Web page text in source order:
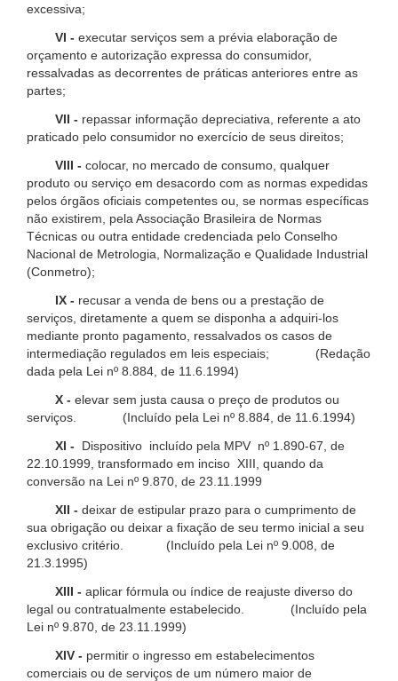
excessiva;
VI - executar serviços sem a prévia elaboração de
orçamento e autorização expressa do consumidor,
ressalvadas as decorrentes de práticas anteriores entre as
partes;
VII - repassar informação depreciativa, referente a ato
praticado pelo consumidor no exercício de seus direitos;
VIII - colocar, no mercado de consumo, qualquer
produto ou serviço em desacordo com as normas expedidas
pelos órgãos oficiais competentes ou, se normas específicas
não existirem, pela Associação Brasileira de Normas
Técnicas ou outra entidade credenciada pelo Conselho
Nacional de Metrologia, Normalização e Qualidade Industrial
(Conmetro);
IX - recusar a venda de bens ou a prestação de
serviços, diretamente a quem se disponha a adquiri-los
mediante pronto pagamento, ressalvados os casos de
intermediação regulados em leis especiais; (Redação
dada pela Lei nº 8.884, de 11.6.1994)
X - elevar sem justa causa o preço de produtos ou
serviços. (Incluído pela Lei nº 8.884, de 11.6.1994)
XI -
Dispositivo incluído pela MPV nº 1.890-67, de
22.10.1999, transformado em inciso XIII, quando da
conversão na Lei nº 9.870, de 23.11.1999
XII - deixar de estipular prazo para o cumprimento de
sua obrigação ou deixar a fixação de seu termo inicial a seu
exclusivo critério. (Incluído pela Lei nº 9.008, de
21.3.1995)
XIII - aplicar fórmula ou índice de reajuste diverso do
legal ou contratualmente estabelecido. (Incluído pela
Lei nº 9.870, de 23.11.1999)
XIV - permitir o ingresso em estabelecimentos
comerciais ou de serviços de um número maior de